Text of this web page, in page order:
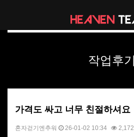
작업후기
가격도 싸고 너무 친절하셔요
혼자걷기엔추워 26-01-02 10:34 2,172